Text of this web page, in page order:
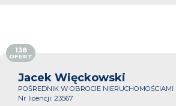
Jacek Więckowski
POŚREDNIK W OBROCIE NIERUCHOMOŚCIAMI
Nr licencji: 23567
138
OFERT